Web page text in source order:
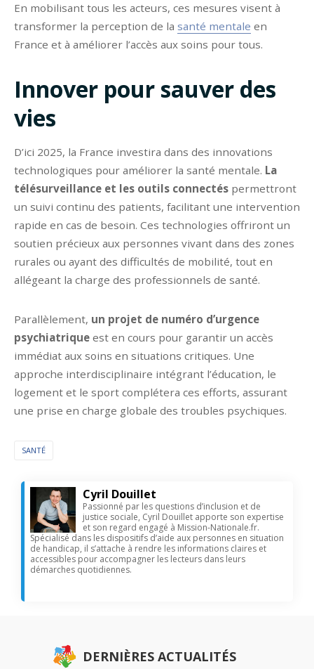
En mobilisant tous les acteurs, ces mesures visent à
transformer la perception de la santé mentale en
France et à améliorer l’accès aux soins pour tous.
Innover pour sauver des
vies
D’ici 2025, la France investira dans des innovations
technologiques pour améliorer la santé mentale. La
télésurveillance et les outils connectés permettront
un suivi continu des patients, facilitant une intervention
rapide en cas de besoin. Ces technologies offriront un
soutien précieux aux personnes vivant dans des zones
rurales ou ayant des difficultés de mobilité, tout en
allégeant la charge des professionnels de santé.
Parallèlement, un projet de numéro d’urgence
psychiatrique est en cours pour garantir un accès
immédiat aux soins en situations critiques. Une
approche interdisciplinaire intégrant l’éducation, le
logement et le sport complétera ces efforts, assurant
une prise en charge globale des troubles psychiques.
SANTÉ
Cyril Douillet
Passionné par les questions d’inclusion et de
justice sociale, Cyril Douillet apporte son expertise
et son regard engagé à Mission-Nationale.fr.
Spécialisé dans les dispositifs d’aide aux personnes en situation
de handicap, il s’attache à rendre les informations claires et
accessibles pour accompagner les lecteurs dans leurs
démarches quotidiennes.
DERNIÈRES ACTUALITÉS